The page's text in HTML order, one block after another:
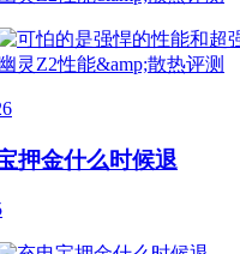
押金什么时候退